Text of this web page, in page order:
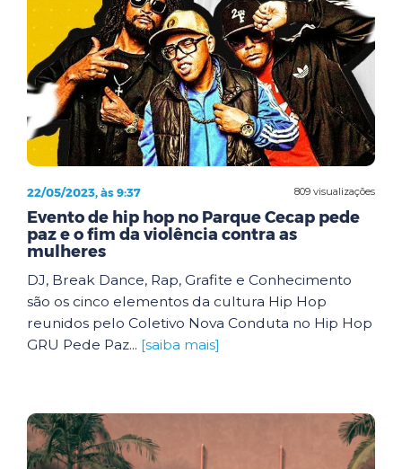
809 visualizações
22/05/2023, às 9:37
Evento de hip hop no Parque Cecap pede
paz e o fim da violência contra as
mulheres
DJ, Break Dance, Rap, Grafite e Conhecimento
são os cinco elementos da cultura Hip Hop
reunidos pelo Coletivo Nova Conduta no Hip Hop
GRU Pede Paz... [saiba mais]